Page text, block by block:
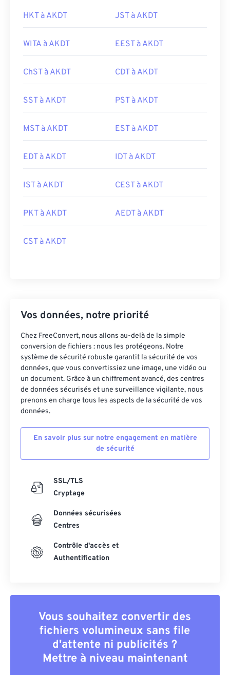
HKT à AKDT JST à AKDT
WITA à AKDT EEST à AKDT
ChST à AKDT CDT à AKDT
SST à AKDT PST à AKDT
MST à AKDT EST à AKDT
EDT à AKDT IDT à AKDT
IST à AKDT CEST à AKDT
PKT à AKDT AEDT à AKDT
CST à AKDT
Vos données, notre priorité
Chez FreeConvert, nous allons au-delà de la simple
conversion de fichiers : nous les protégeons. Notre
système de sécurité robuste garantit la sécurité de vos
données, que vous convertissiez une image, une vidéo ou
un document. Grâce à un chiffrement avancé, des centres
de données sécurisés et une surveillance vigilante, nous
prenons en charge tous les aspects de la sécurité de vos
données.
En savoir plus sur notre engagement en matière
de sécurité
SSL/TLS
Cryptage
Données sécurisées
Centres
Contrôle d'accès et
Authentification
Vous souhaitez convertir des
fichiers volumineux sans file
d'attente ni publicités ?
Mettre à niveau maintenant